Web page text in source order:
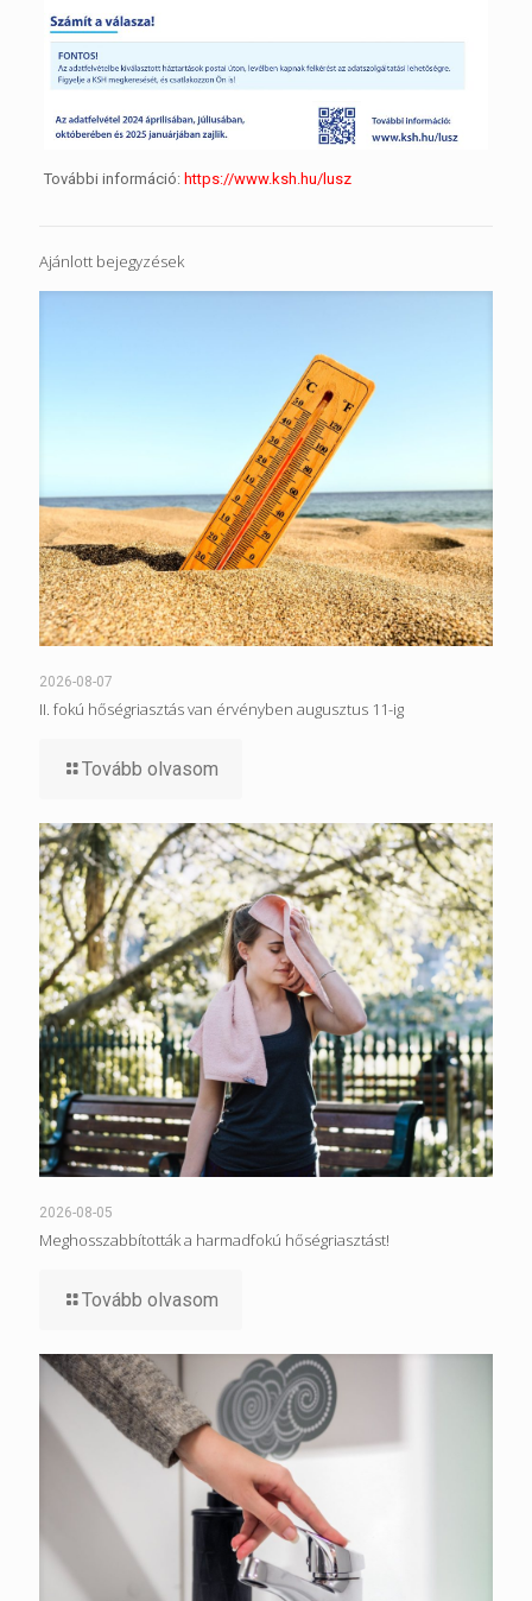
További információ: https://www.ksh.hu/lusz
Ajánlott bejegyzések
2026-08-07
II. fokú hőségriasztás van érvényben augusztus 11-ig
Tovább olvasom
2026-08-05
Meghosszabbították a harmadfokú hőségriasztást!
Tovább olvasom